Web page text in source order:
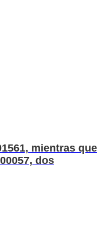
mientras que
dos